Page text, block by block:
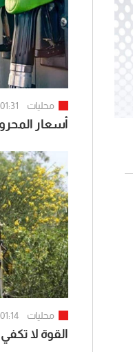
محليات 01:31
أسعار
محليات 01:14
القوة لا